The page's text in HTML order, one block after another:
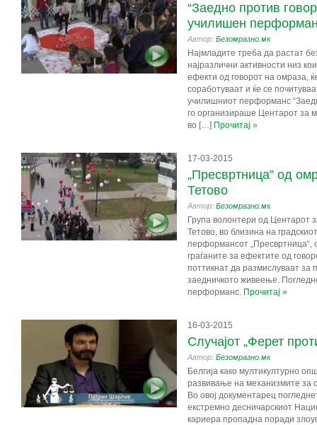
“Заедно против
училишен
Автор: Безомразно.мк
Најмладите треба да растат
најразлични активности низ
ефекти од говорот на омраза,
соработуваат и ќе се
училишниот перформанс
го организираше Центарот за
во […] Прочитај »
17-03-2015
„Пресвртница” од
Тетово
Автор: Безомразно.мк
Група волонтери од Центарот
Тетово, во близина на
перформансот „Пресвртница“,
граѓаните за ефектите од
поттикнат да размислуваат за
заедничкото живеење.
перформанс. Прочитај »
16-03-2015
Случајот „Ферет
Автор: Безомразно.мк
Белгија како мултикултурно
развивање на механизмите за
Во овој документарец
екстремно десничарскиот
кариера пропадна поради